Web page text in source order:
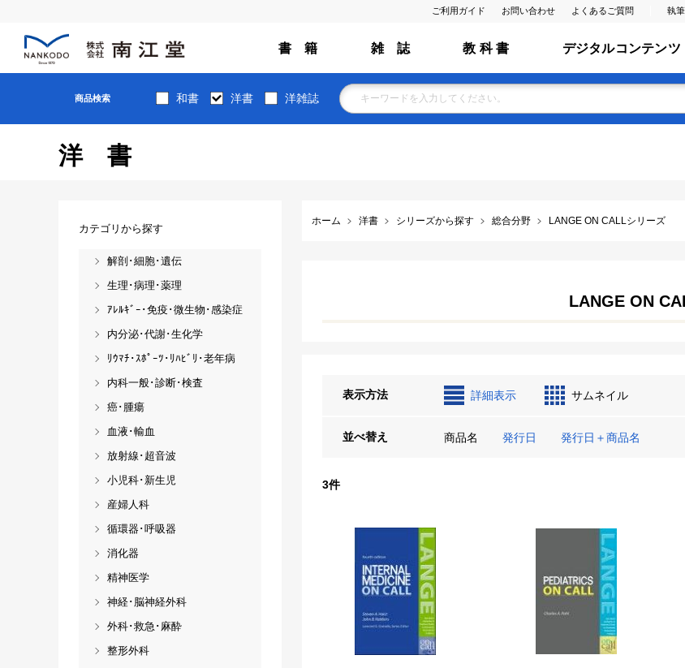
ご利用ガイド お問い合わせ よくあるご質問 執
書 籍 雑 誌 教 科 書 デジタルコンテンツ
商品検索 和書 洋書 洋雑誌
洋書
ホーム 洋書 シリーズから探す 総合分野 LANGE ON CALLシリーズ
LANGE ON
表示方法 詳細表示 サムネイル
並べ替え 商品名 発行日 発行日＋商品名
3件
カテゴリから探す
解剖･細胞･遺伝
生理･病理･薬理
ｱﾚﾙｷﾞｰ･免疫･微生物･感染症
内分泌･代謝･生化学
ﾘｳﾏﾁ･ｽﾎﾟｰﾂ･ﾘﾊﾋﾞﾘ･老年病
内科一般･診断･検査
癌･腫瘍
血液･輸血
放射線･超音波
小児科･新生児
産婦人科
循環器･呼吸器
消化器
精神医学
神経･脳神経外科
外科･救急･麻酔
整形外科